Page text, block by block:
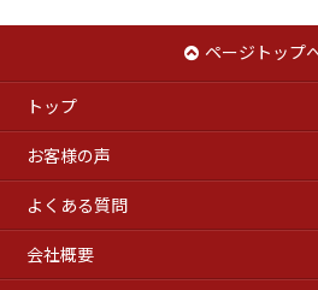
ブ
ページトップ
トップ
お客様の声
よくある質問
会社概要